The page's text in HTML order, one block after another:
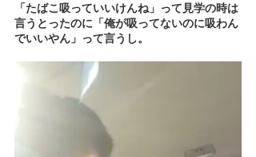
「たばこ吸っていいけんね」って見学の時は
言うとったのに「俺が吸ってないのに吸わん
でいいやん」って言うし。